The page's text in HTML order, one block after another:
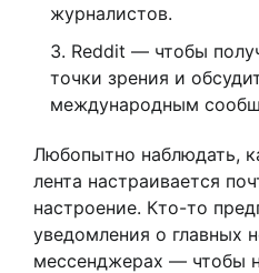
журналистов.
Reddit — чтобы
точки зрения и
международным
Любопытно наблюдать,
лента настраивается
настроение. Кто-то
уведомления о главных
мессенджерах — чтобы